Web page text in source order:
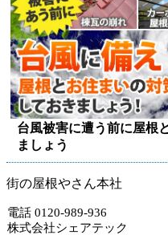
台風被害に遭う前に屋根
ましょう
街の屋根やさん本社
電話 0120-989-936
株式会社シェアテック